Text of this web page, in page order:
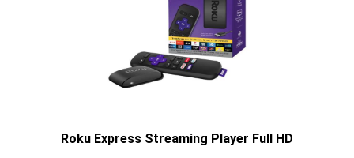
Roku Express Streaming Player Full HD